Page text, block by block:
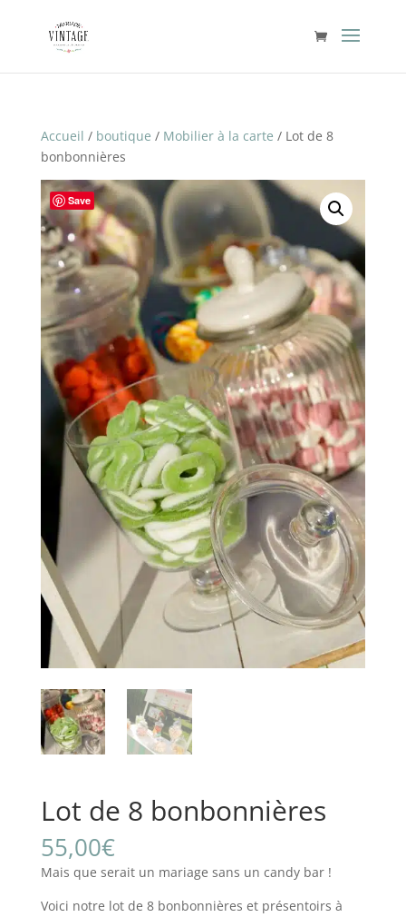
Accueil / boutique / Mobilier à la carte / Lot de 8
bonbonnières
Save
Lot de 8 bonbonnières
55,00€
Mais que serait un mariage sans un candy bar !
Voici notre lot de 8 bonbonnières et présentoirs à